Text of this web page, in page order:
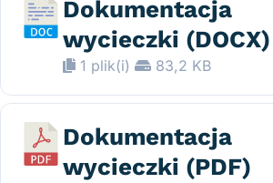
Dokumentacja
wycieczki (DOCX)
1 plik(i) 83,2 KB
Dokumentacja
wycieczki (PDF)